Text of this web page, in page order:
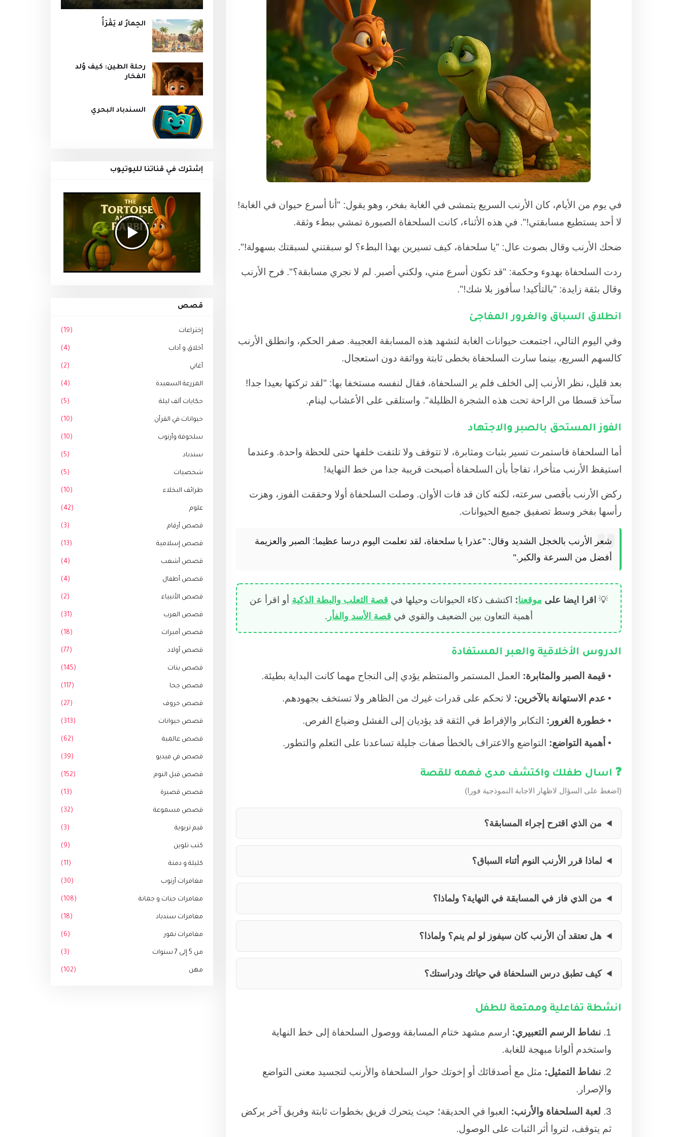
في يوم من الأيام، كان الأرنب السريع يتمشى في الغابة بفخر، وهو يقول: "أنا أسرع حيوان في الغابة!
لا أحد يستطيع مسابقتي!". في هذه الأثناء، كانت السلحفاة الصبورة تمشي ببطء وثقة.
ضحك الأرنب وقال بصوت عال: "يا سلحفاة، كيف تسيرين بهذا البطء؟ لو سبقتني لسبقتك بسهولة!".
ردت السلحفاة بهدوء وحكمة: "قد تكون أسرع مني، ولكني أصبر. لم لا نجري مسابقة؟". فرح الأرنب
وقال بثقة زايدة: "بالتأكيد! سأفوز بلا شك!".
انطلاق السباق والغرور المفاجئ
وفي اليوم التالي، اجتمعت حيوانات الغابة لتشهد هذه المسابقة العجيبة. صفر الحكم، وانطلق الأرنب
كالسهم السريع، بينما سارت السلحفاة بخطى ثابتة وواثقة دون استعجال.
بعد قليل، نظر الأرنب إلى الخلف فلم ير السلحفاة، فقال لنفسه مستخفا بها: "لقد تركتها بعيدا جدا!
سآخذ قسطا من الراحة تحت هذه الشجرة الظليلة". واستلقى على الأعشاب لينام.
الفوز المستحق بالصبر والاجتهاد
أما السلحفاة فاستمرت تسير بثبات ومثابرة، لا تتوقف ولا تلتفت خلفها حتى للحظة واحدة. وعندما
استيقظ الأرنب متأخرا، تفاجأ بأن السلحفاة أصبحت قريبة جدا من خط النهاية!
ركض الأرنب بأقصى سرعته، لكنه كان قد فات الأوان. وصلت السلحفاة أولا وحققت الفوز، وهزت
رأسها بفخر وسط تصفيق جميع الحيوانات.
شعر الأرنب بالخجل الشديد وقال: "عذرا يا سلحفاة، لقد تعلمت اليوم درسا عظيما: الصبر والعزيمة
أفضل من السرعة والكبر."
💡 اقرا ايضا على موقعنا: اكتشف ذكاء الحيوانات وحيلها في قصة الثعلب والبطة الذكية أو اقرأ عن
أهمية التعاون بين الضعيف والقوي في قصة الأسد والفأر .
الدروس الأخلاقية والعبر المستفادة
قيمة الصبر والمثابرة: العمل المستمر والمنتظم يؤدي إلى النجاح مهما كانت البداية بطيئة.
عدم الاستهانة بالآخرين: لا تحكم على قدرات غيرك من الظاهر ولا تستخف بجهودهم.
خطورة الغرور: التكابر والإفراط في الثقة قد يؤديان إلى الفشل وضياع الفرص.
أهمية التواضع: التواضع والاعتراف بالخطأ صفات جليلة تساعدنا على التعلم والتطور.
❓ اسال طفلك واكتشف مدى فهمه للقصة
(اضغط على السؤال لاظهار الاجابة النموذجية فورا)
من الذي اقترح إجراء المسابقة؟
لماذا قرر الأرنب النوم أثناء السباق؟
من الذي فاز في المسابقة في النهاية؟ ولماذا؟
هل تعتقد أن الأرنب كان سيفوز لو لم ينم؟ ولماذا؟
كيف تطبق درس السلحفاة في حياتك ودراستك؟
انشطة تفاعلية وممتعة للطفل
نشاط الرسم التعبيري: ارسم مشهد ختام المسابقة ووصول السلحفاة إلى خط النهاية
واستخدم ألوانا مبهجة للغابة.
نشاط التمثيل: مثل مع أصدقائك أو إخوتك حوار السلحفاة والأرنب لتجسيد معنى التواضع
والإصرار.
لعبة السلحفاة والأرنب: العبوا في الحديقة؛ حيث يتحرك فريق بخطوات ثابتة وفريق آخر يركض
ثم يتوقف، لتروا أثر الثبات على الوصول.
الحِمارُ لا يَقْرَأُ
رحلة الطين: كيف وُلد
الفخار
السندباد البحري
إشترك في قناتنا لليوتيوب
قصص
إختراعات (19)
أخلاق و أداب (4)
أغاني (2)
المزرعة السعيدة (4)
حكايات ألف ليلة (5)
حيوانات في القرأن (10)
سلحوفة وأرنوب (10)
سندباد (5)
شخصيات (5)
طرائف البخلاء (10)
علوم (42)
قصص أرقام (3)
قصص إسلامية (13)
قصص أشعب (4)
قصص أطفال (4)
قصص الأنبياء (2)
قصص العرب (31)
قصص أميرات (18)
قصص أولاد (77)
قصص بنات (145)
قصص جحا (117)
قصص حروف (27)
قصص حيوانات (313)
قصص عالمية (62)
قصص في فيديو (39)
قصص قبل النوم (152)
قصص قصيرة (13)
قصص مسموعة (32)
قيم تربوية (3)
كتب تلوين (9)
كليلة و دمنة (11)
مغامرات أرنوب (30)
مغامرات جنات و جمانة (108)
مغامرات سندباد (18)
مغامرات نمور (6)
من 5 إلى 7 سنوات (3)
مهن (102)